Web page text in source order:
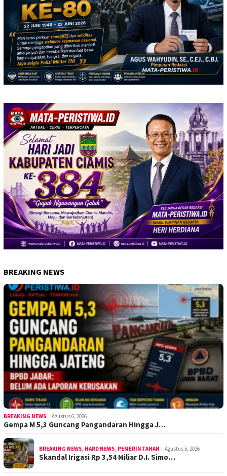
BREAKING NEWS
BREAKING NEWS Agustus 6, 2026
Gempa M 5,3 Guncang Pangandaran Hingga J…
BREAKING NEWS HARD NEWS PEMERINTAHAN Agustus 5, 2026
Skandal Irigasi Rp 3,54 Miliar D.I. Simo…